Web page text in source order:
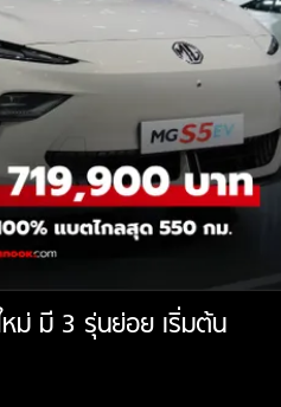
ม่ มี 3 รุ่นย่อย เริ่มต้น